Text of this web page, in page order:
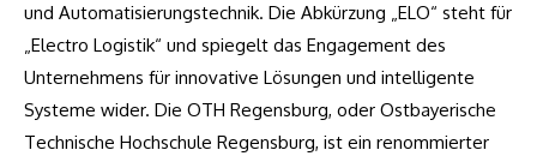
und Automatisierungstechnik. Die Abkürzung „ELO“ steht für
„Electro Logistik“ und spiegelt das Engagement des
Unternehmens für innovative Lösungen und intelligente
Systeme wider. Die OTH Regensburg, oder Ostbayerische
Technische Hochschule Regensburg, ist ein renommierter